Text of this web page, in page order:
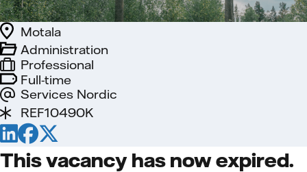
Full-time
Services Nordic
Administration
Motala
Professional
REF10490K
This vacancy has now expired.